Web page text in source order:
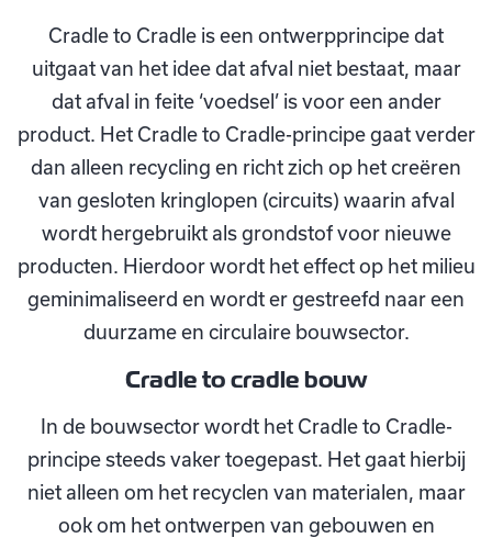
Cradle to Cradle is een ontwerpprincipe dat
uitgaat van het idee dat afval niet bestaat, maar
dat afval in feite ‘voedsel’ is voor een ander
product. Het Cradle to Cradle-principe gaat verder
dan alleen recycling en richt zich op het creëren
van gesloten kringlopen (circuits) waarin afval
wordt hergebruikt als grondstof voor nieuwe
producten. Hierdoor wordt het effect op het milieu
geminimaliseerd en wordt er gestreefd naar een
duurzame en circulaire bouwsector.
Cradle to cradle bouw
In de bouwsector wordt het Cradle to Cradle-
principe steeds vaker toegepast. Het gaat hierbij
niet alleen om het recyclen van materialen, maar
ook om het ontwerpen van gebouwen en